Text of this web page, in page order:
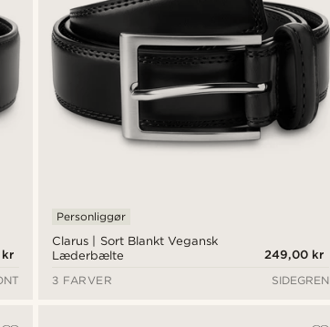
Clarus | Sort Blankt Vegansk
Læderbælte
Personliggør
249,00 kr
3 FARVER
SIDEGREN